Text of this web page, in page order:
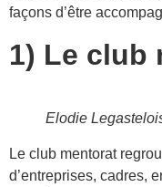
façons d’être
1) Le club
Elodie
Le club mentorat
d’entreprises, cadres,